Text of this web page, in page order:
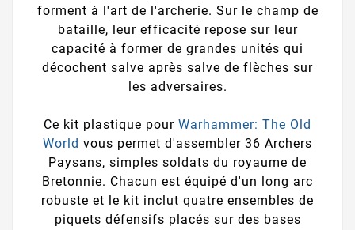
forment à l'art de l'archerie. Sur le champ de
bataille, leur efficacité repose sur leur
capacité à former de grandes unités qui
décochent salve après salve de flèches sur
les adversaires.
Ce kit plastique pour Warhammer: The Old
World vous permet d'assembler 36 Archers
Paysans, simples soldats du royaume de
Bretonnie. Chacun est équipé d'un long arc
robuste et le kit inclut quatre ensembles de
piquets défensifs placés sur des bases